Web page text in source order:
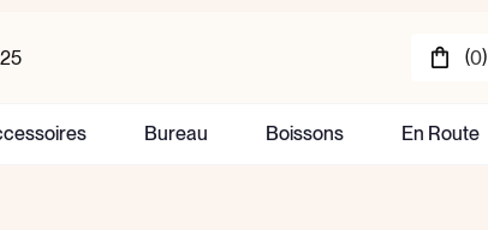
(0)
Bureau Boissons En Route